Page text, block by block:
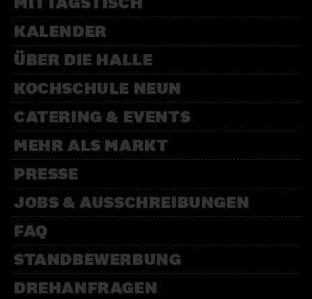
KALENDER
ÜBER DIE HALLE
KOCHSCHULE NEUN
CATERING & EVENTS
MEHR ALS MARKT
PRESSE
JOBS & AUSSCHREIBUNGEN
FAQ
STANDBEWERBUNG
DREHANFRAGEN